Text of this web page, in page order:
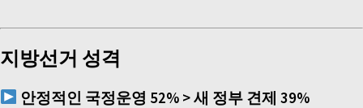
지방선거 성격
안정적인 국정운영 52% >새 정부 견제39%